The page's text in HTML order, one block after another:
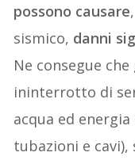
possono causare
sismico, danni
Ne consegue
ininterrotto di
acqua ed
tubazioni e